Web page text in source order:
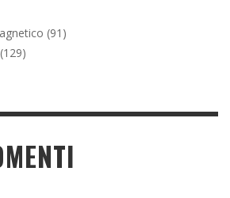
(91)
(129)